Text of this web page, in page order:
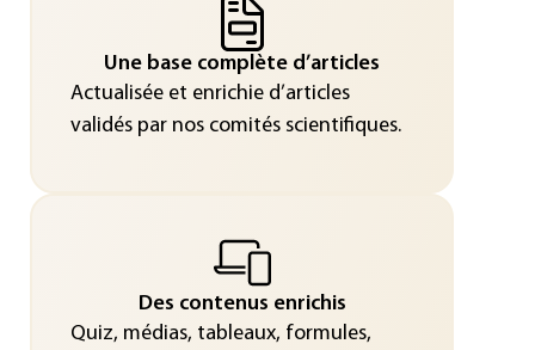
Une base complète d’articles
Actualisée et enrichie d’articles
validés par nos comités scientifiques.
Des contenus enrichis
Quiz, médias, tableaux, formules,